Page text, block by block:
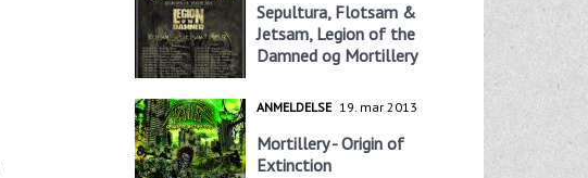
Sepultura, Flotsam &
Jetsam, Legion of the
Damned og Mortillery
ANMELDELSE 19. mar 2013
Mortillery - Origin of
Extinction